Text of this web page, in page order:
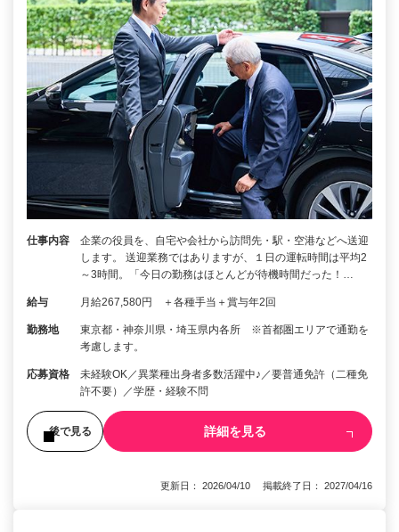
仕事内容
企業の役員を、自宅や会社から訪問先・駅・空港などへ送迎
します。 送迎業務ではありますが、１日の運転時間は平均2
～3時間。「今日の勤務はほとんどが待機時間だった！…
給与 月給267,580円 ＋各種手当＋賞与年2回
勤務地
東京都・神奈川県・埼玉県内各所 ※首都圏エリアで通勤を
考慮します。
応募資格
未経験OK／異業種出身者多数活躍中♪／要普通免許（二種免
許不要）／学歴・経験不問
後で見る 詳細を見る
更新日： 2026/04/10 掲載終了日： 2027/04/16